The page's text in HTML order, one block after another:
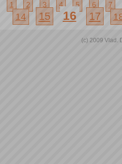
1 2 3 4 5 6 7
14 15 16 17
(c) 2009 Vlad.